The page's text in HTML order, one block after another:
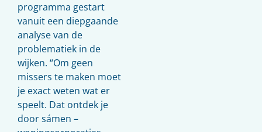
programma gestart
vanuit een diepgaande
analyse van de
problematiek in de
wijken. “Om geen
missers te maken moet
je exact weten wat er
speelt. Dat ontdek je
door sámen –